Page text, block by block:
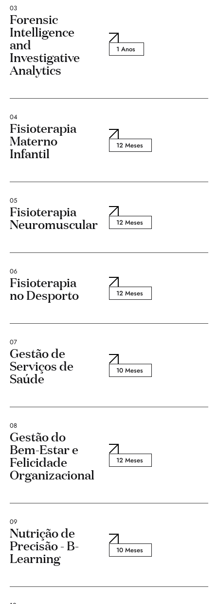
03
Forensic
Intelligence
and
Investigative
Analytics
1 Anos
04
Fisioterapia
Materno
Infantil 12 Meses
05
Fisioterapia
Neuromuscular 12 Meses
06
Fisioterapia
no Desporto 12 Meses
07
Gestão de
Serviços de
Saúde 10 Meses
08
Gestão do
Bem-Estar e
Felicidade
Organizacional
12 Meses
09
Nutrição de
Precisão - B-
Learning 10 Meses